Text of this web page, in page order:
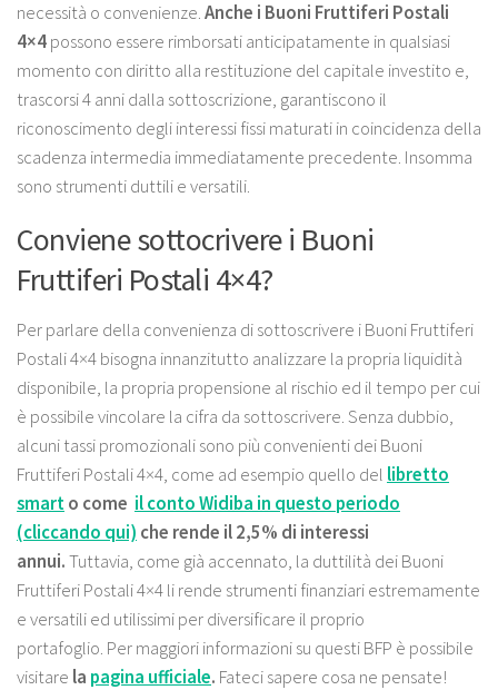
necessità o convenienze.Anche i Buoni Fruttiferi Postali
4×4possono essere rimborsati anticipatamente in qualsiasi
momento con diritto alla restituzione del capitale investito e,
trascorsi 4 anni dalla sottoscrizione, garantiscono il
riconoscimento degli interessi fissi maturati in coincidenza della
scadenza intermedia immediatamente precedente. Insomma
sono strumenti duttili e versatili.
Conviene sottocrivere i Buoni
Fruttiferi Postali 4×4?
Per parlare della convenienza di sottoscrivere i Buoni Fruttiferi
Postali 4×4 bisogna innanzitutto analizzare la propria liquidità
disponibile, la propria propensione al rischio ed il tempo per cui
è possibile vincolare la cifra da sottoscrivere. Senza dubbio,
alcuni tassi promozionali sono più convenienti dei Buoni
Fruttiferi Postali 4×4, come ad esempio quello del libretto
smarto come il conto Widiba in questo periodo
(cliccando qui) che rende il 2,5% di interessi
annui.Tuttavia, come già accennato, la duttilità dei Buoni
Fruttiferi Postali 4×4 li rende strumenti finanziari estremamente
e versatili ed utilissimi per diversificare il proprio
portafoglio. Per maggiori informazioni su questi BFP è possibile
visitare la pagina ufficiale. Fateci sapere cosa ne pensate!